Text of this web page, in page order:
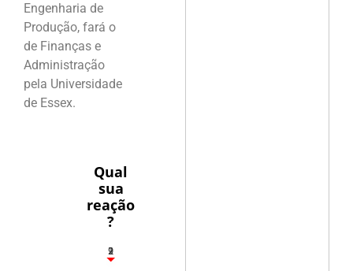
Engenharia de
Produção, fará o
de Finanças e
Administração
pela Universidade
de Essex.
Qual
sua
reação
?
2
1
2
9